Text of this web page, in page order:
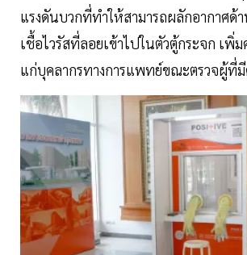
แรงดันบวกที่ทำให้สามารถผลักอากาศด้
เชื้อไวรัสที่ลอยเข้าไปในตัวตู้กระจก เพิ่
แก่บุคลากรทางการแพทย์ขณะตรวจผู้ที่มี